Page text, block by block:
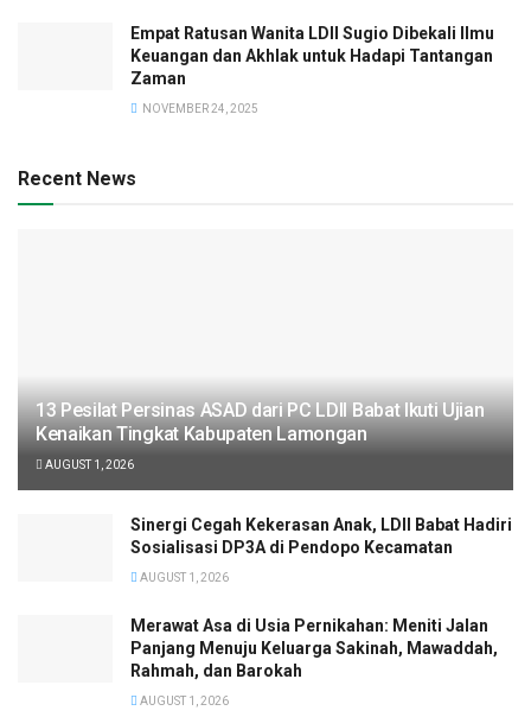
Empat Ratusan Wanita LDII Sugio Dibekali Ilmu
Keuangan dan Akhlak untuk Hadapi Tantangan
Zaman
NOVEMBER 24, 2025
Recent News
13 Pesilat Persinas ASAD dari PC LDII Babat Ikuti Ujian
Kenaikan Tingkat Kabupaten Lamongan
AUGUST 1, 2026
Sinergi Cegah Kekerasan Anak, LDII Babat Hadiri
Sosialisasi DP3A di Pendopo Kecamatan
AUGUST 1, 2026
Merawat Asa di Usia Pernikahan: Meniti Jalan
Panjang Menuju Keluarga Sakinah, Mawaddah,
Rahmah, dan Barokah
AUGUST 1, 2026